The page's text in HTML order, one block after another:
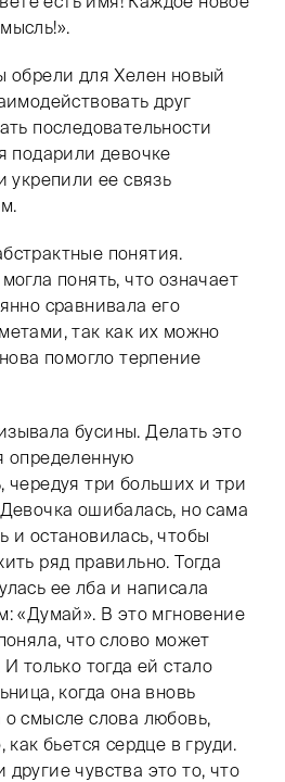
обрели для Хелен новый
друг
последовательности
подарили девочке
укрепили ее связь
понятия.
понять, что означает
сравнивала его
так как их можно
помогло терпение
бусины. Делать это
определенную
чередуя три больших и три
ошибалась, но сама
и остановилась, чтобы
ряд правильно. Тогда
ее лба и написала
«Думай». В это мгновение
что слово может
только тогда ей стало
когда она вновь
смысле слова любовь,
бьется сердце в груди.
чувства это то, что